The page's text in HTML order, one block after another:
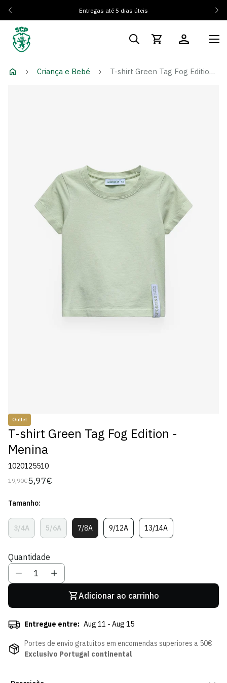
Entregas até 5 dias úteis
Criança e Bebé T-shirt Green Tag Fog Edition - Menina
Outlet
T-shirt Green Tag Fog Edition -
Menina
1020125510
Preço
19,90€
Preço
venda
5,97€
Tamanho:
3/4AVariante
Esgotada
Indisponível
5/6AVariante
Esgotada
7/8AVariante
Esgotada
9/12AVariante
Esgotada
13/14AVariante
Esgotada
Quantidade
Adicionar ao carrinho
Entregue entre: Aug 11 - Aug 15
Portes de envio gratuitos em encomendas superiores a 50€
Exclusivo Portugal continental